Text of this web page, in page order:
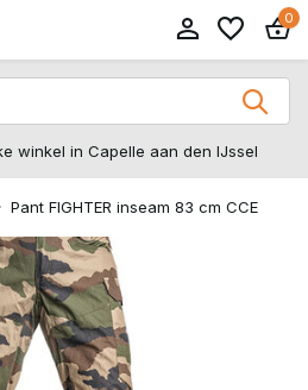
0
winkel in Capelle aan den IJssel
Pant FIGHTER inseam 83 cm CCE